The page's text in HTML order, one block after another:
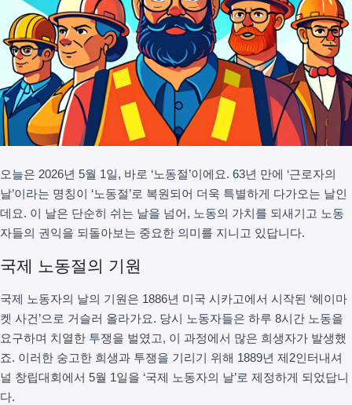
오늘은 2026년 5월 1일, 바로 ‘노동절’이에요. 63년 만에 ‘근로자의
날’이라는 명칭이 ‘노동절’로 복원되어 더욱 특별하게 다가오는 날인
데요. 이 날은 단순히 쉬는 날을 넘어, 노동의 가치를 되새기고 노동
자들의 권익을 되돌아보는 중요한 의미를 지니고 있답니다.
국제 노동절의 기원
국제 노동자의 날의 기원은 1886년 미국 시카고에서 시작된 ‘헤이마
켓 사건’으로 거슬러 올라가요. 당시 노동자들은 하루 8시간 노동을
요구하며 치열한 투쟁을 벌였고, 이 과정에서 많은 희생자가 발생했
죠. 이러한 숭고한 희생과 투쟁을 기리기 위해 1889년 제2인터내셔
널 창립대회에서 5월 1일을 ‘국제 노동자의 날’로 제정하게 되었답니
다.